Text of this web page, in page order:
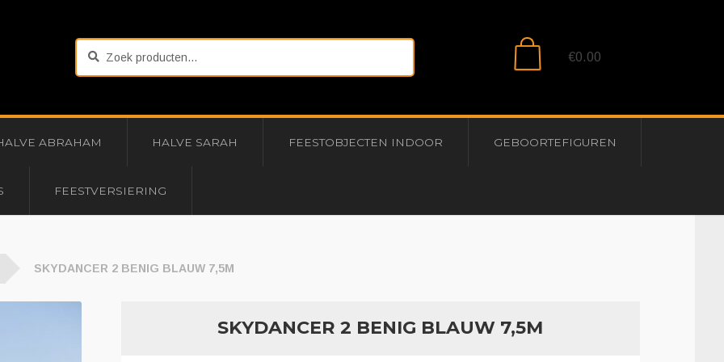
naar:
Zoeken
€0.00
ABRAHAM HALVE SARAH FEESTOBJECTEN INDOOR GEBOORTEFIGUREN
FEESTVERSIERING
SKYDANCER 2 BENIG BLAUW 7,5M
SKYDANCER 2 BENIG BLAUW 7,5M